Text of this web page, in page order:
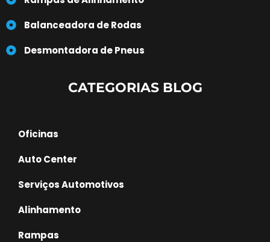
Balanceadora de Rodas
Desmontadora de Pneus
CATEGORIAS BLOG
Oficinas
Auto Center
Serviços Automotivos
Alinhamento
Rampas